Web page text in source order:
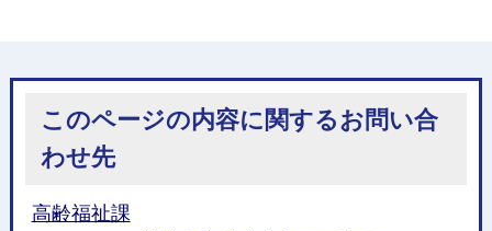
このページの内容に関するお問い合
わせ先
高齢福祉課